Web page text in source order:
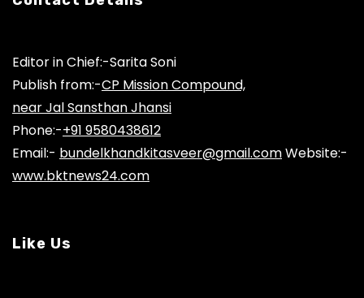
Editor in Chief:-Sarita Soni
Publish from:-CP Mission Compound,
near Jal Sansthan Jhansi
Phone:-+91 9580438612
Email:- bundelkhandkitasveer@gmail.comWebsite:-
www.bktnews24.com
Like Us